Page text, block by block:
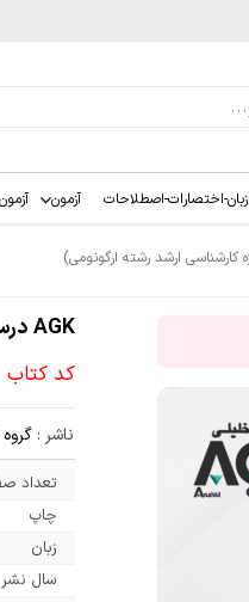
زبان-اختصارات-اصطلاحات آزمون
AGK درسنامه مبانی مدیریت سازمان (ویژه کارشناسی ارشد رشته ارگونومی)
کد کتاب
ناشر :
تعداد
چاپ
زبان
سال نشر